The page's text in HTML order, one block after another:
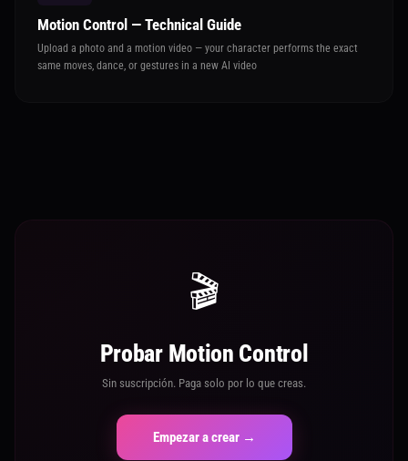
Motion Control — Technical Guide
Upload a photo and a motion video — your character performs the exact
same moves, dance, or gestures in a new AI video
🎬
Probar Motion Control
Sin suscripción. Paga solo por lo que creas.
Empezar a crear →